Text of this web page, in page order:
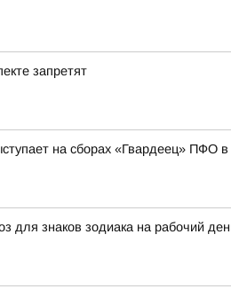
запретят
на сборах «Гвардеец» ПФО
для знаков зодиака на рабочий